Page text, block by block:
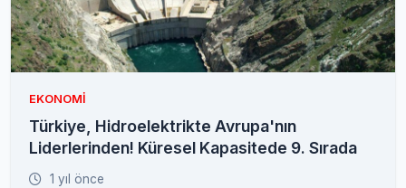
EKONOMI
Türkiye, Hidroelektrikte Avrupa'nın
Liderlerinden! Küresel Kapasitede 9. Sırada
1 yıl önce